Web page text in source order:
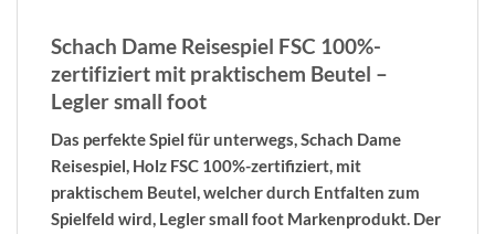
Schach Dame Reisespiel FSC 100%-
zertifiziert mit praktischem Beutel –
Legler small foot
Das perfekte Spiel für unterwegs,Schach Dame
Reisespiel, Holz FSC 100%-zertifiziert, mit
praktischem Beutel, welcher durch Entfalten zum
Spielfeld wird, Legler small foot Markenprodukt. Der